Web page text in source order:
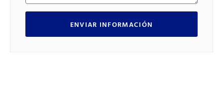
ENVIAR INFORMACIÓN